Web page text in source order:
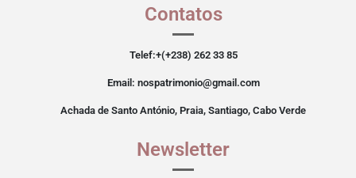
Contatos
Telef:+(+238) 262 33 85
Email: nospatrimonio@gmail.com
Achada de Santo António, Praia, Santiago, Cabo Verde
Newsletter